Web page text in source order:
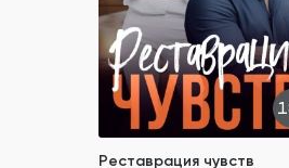
Реставрация чувств